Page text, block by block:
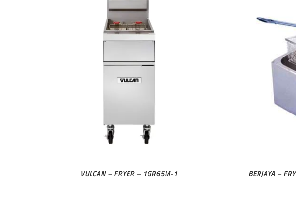
VULCAN – FRYER – 1GR65M-1
BERJAYA –